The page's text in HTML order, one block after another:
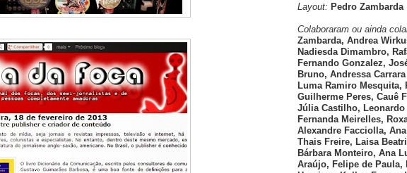
Layout: Pedro Zambarda
Colaboraram ou ainda
Zambarda, Andrea
Nadiesda Dimambro,
Fernando Gonzalez,
Bruno, Andressa
Luma Ramiro
Guilherme Peres, Cauê
Júlia Castilho,
Fernanda Meirelles,
Alexandre Facciolla,
Thais Freire, Laisa
Bárbara Monteiro, Ana
Araújo, Felipe de Paula,